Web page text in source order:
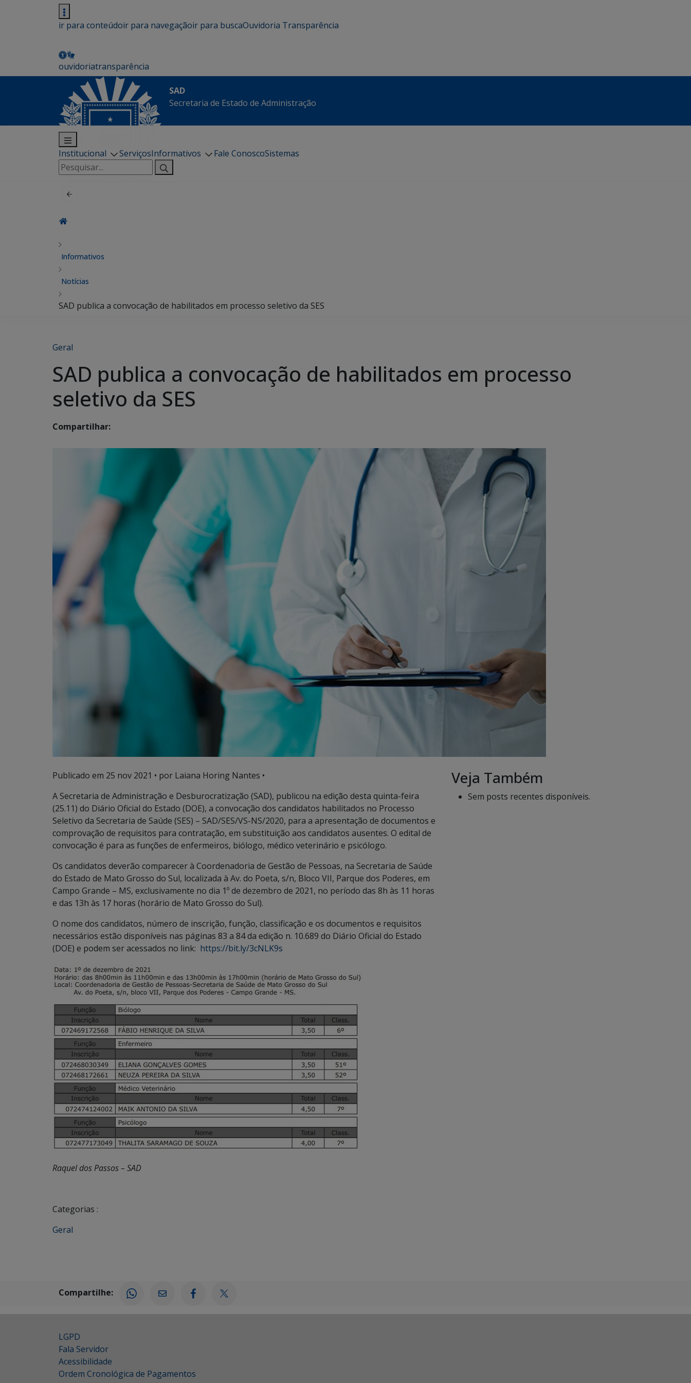
ir para conteúdoir para navegaçãoir para buscaOuvidoria Transparência
ouvidoriatransparência
SAD
Secretaria de Estado de Administração
Institucional ServiçosInformativos Fale ConoscoSistemas
Pesquisar
por:
Informativos
Notícias
SAD publica a convocação de habilitados em processo seletivo da SES
Geral
SAD publica a convocação de habilitados em processo
seletivo da SES
Compartilhar:
Publicado em 25 nov 2021 • por Laiana Horing Nantes •
A Secretaria de Administração e Desburocratização (SAD), publicou na edição desta quinta-feira
(25.11) do Diário Oficial do Estado (DOE), a convocação dos candidatos habilitados no Processo
Seletivo da Secretaria de Saúde (SES) – SAD/SES/VS-NS/2020, para a apresentação de documentos e
comprovação de requisitos para contratação, em substituição aos candidatos ausentes. O edital de
convocação é para as funções de enfermeiros, biólogo, médico veterinário e psicólogo.
Os candidatos deverão comparecer à Coordenadoria de Gestão de Pessoas, na Secretaria de Saúde
do Estado de Mato Grosso do Sul, localizada à Av. do Poeta, s/n, Bloco VII, Parque dos Poderes, em
Campo Grande – MS, exclusivamente no dia 1º de dezembro de 2021, no período das 8h às 11 horas
e das 13h às 17 horas (horário de Mato Grosso do Sul).
O nome dos candidatos, número de inscrição, função, classificação e os documentos e requisitos
necessários estão disponíveis nas páginas 83 a 84 da edição n. 10.689 do Diário Oficial do Estado
(DOE) e podem ser acessados no link: https://bit.ly/3cNLK9s
Raquel dos Passos – SAD
Categorias :
Geral
Veja Também
Sem posts recentes disponíveis.
Compartilhe:
LGPD
Fala Servidor
Acessibilidade
Ordem Cronológica de Pagamentos